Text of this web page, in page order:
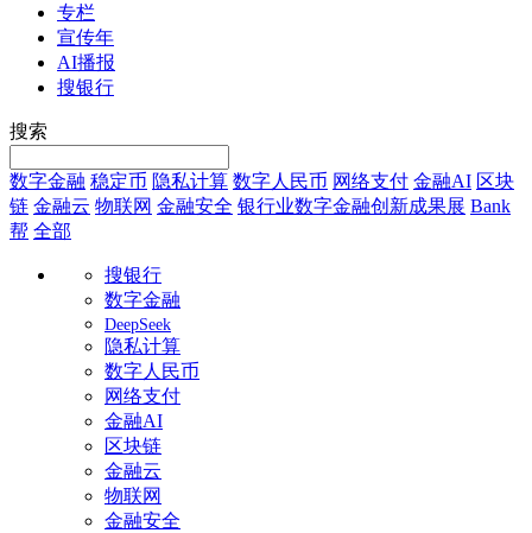
专栏
宣传年
AI播报
搜银行
搜索
数字金融 稳定币 隐私计算 数字人民币 网络支付 金融AI 区块
链 金融云 物联网 金融安全 银行业数字金融创新成果展 Bank
帮 全部
搜银行
数字金融
DeepSeek
隐私计算
数字人民币
网络支付
金融AI
区块链
金融云
物联网
金融安全